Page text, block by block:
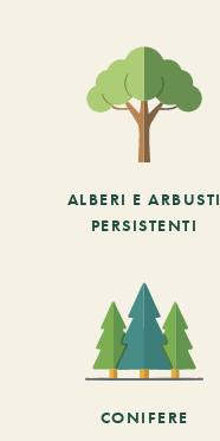
ALBERI E ARBUSTI
PERSISTENTI
CONIFERE